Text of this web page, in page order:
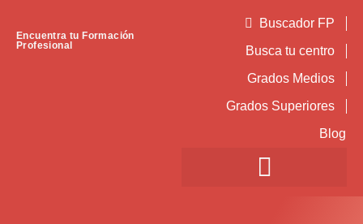
Encuentra tu Formación
Profesional
Buscador FP
Busca tu centro
Grados Medios
Grados Superiores
Blog